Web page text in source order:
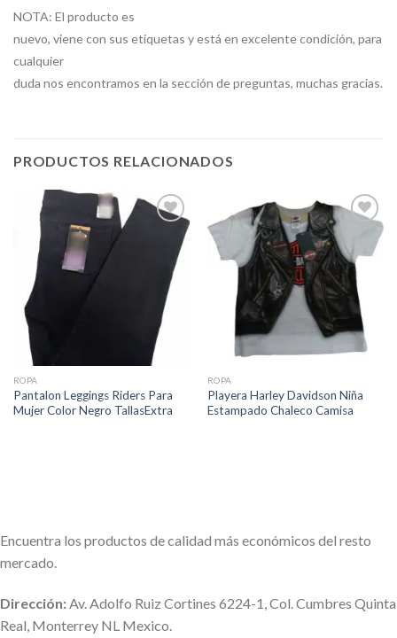
NOTA: El producto es
nuevo, viene con sus etiquetas y está en excelente condición, para
cualquier
duda nos encontramos en la sección de preguntas, muchas gracias.
PRODUCTOS RELACIONADOS
lista de
deseos
ROPA
Pantalon Leggings Riders Para
Mujer Color Negro TallasExtra
lista de
deseos
ROPA
Playera Harley Davidson Niña
Estampado Chaleco Camisa
Encuentra los productos de calidad más económicos del resto
mercado.
Dirección:Av. Adolfo Ruiz Cortines 6224-1, Col. Cumbres Quinta
Real, Monterrey NL Mexico.